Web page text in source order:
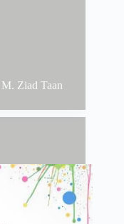
M. Ziad Taan